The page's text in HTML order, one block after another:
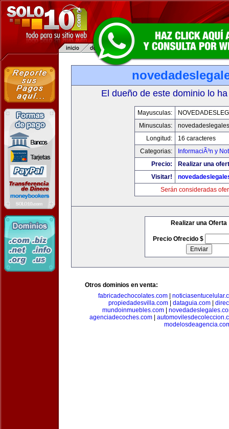
El dueño de este dominio lo
Mayusculas:
Minusculas:
Longitud:
16 caracteres
Categorias:
InformaciÃ³n y
Precio:
Realizar una
Visitar!
Serán consideradas
Realizar una Oferta
Precio Ofrecido $
Otros dominios en venta:
fabricadechocolates.com|
propiedadesvilla.com| dataguia.com|
mundoinmuebles.com
agenciadecoches.com